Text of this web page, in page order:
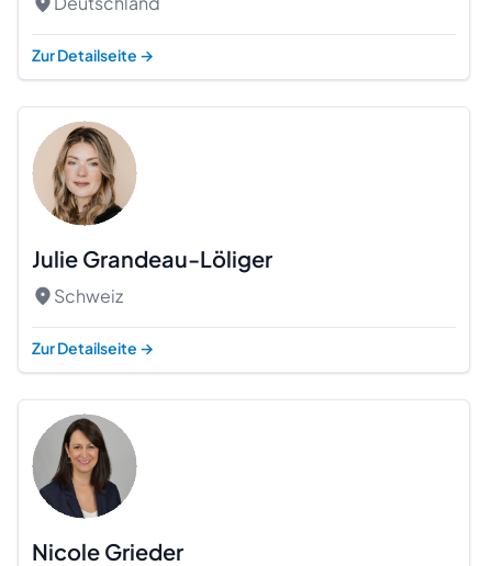
Zur Detailseite →
Julie Grandeau-Löliger
Schweiz
Zur Detailseite →
Nicole Grieder